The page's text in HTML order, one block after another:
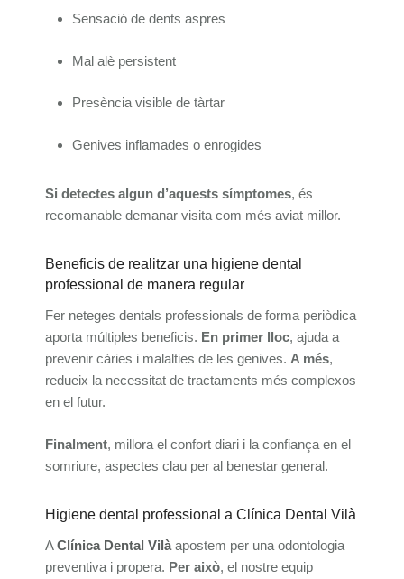
Sensació de dents aspres
Mal alè persistent
Presència visible de tàrtar
Genives inflamades o enrogides
Si detectes algun d’aquests símptomes, és
recomanable demanar visita com més aviat millor.
Beneficis de realitzar una higiene dental
professional de manera regular
Fer neteges dentals professionals de forma periòdica
aporta múltiples beneficis. En primer lloc, ajuda a
prevenir càries i malalties de les genives. A més,
redueix la necessitat de tractaments més complexos
en el futur.
Finalment, millora el confort diari i la confiança en el
somriure, aspectes clau per al benestar general.
Higiene dental professional a Clínica Dental Vilà
AClínica Dental Vilà apostem per una odontologia
preventiva i propera. Per això, el nostre equip